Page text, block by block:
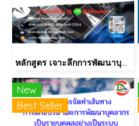
หลักสูตร เจาะลึกการพัฒนาบุคลากรแบบ 70:20:10 และการติดตามผลหลังการเรียนรู้ที่ได้ผล สำหรับ HR และหัวหน้างานมืออาชีพ
New
Best Seller